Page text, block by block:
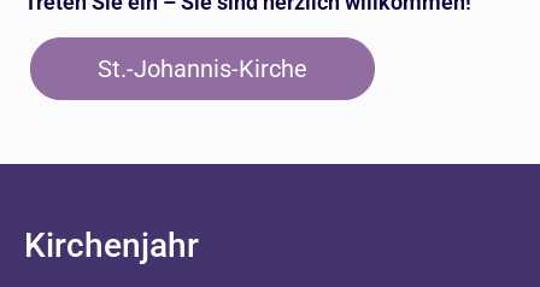
St.-Johannis-Kirche
Kirchenjahr